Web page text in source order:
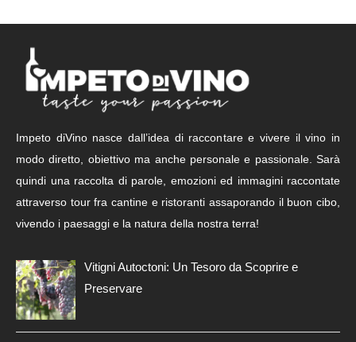
Impeto diVino nasce dall’idea di raccontare e vivere il vino in
modo diretto, obiettivo ma anche personale e passionale. Sarà
quindi una raccolta di parole, emozioni ed immagini raccontate
attraverso tour fra cantine e ristoranti assaporando il buon cibo,
vivendo i paesaggi e la natura della nostra terra!
Vitigni Autoctoni: Un Tesoro da Scoprire e
Preservare